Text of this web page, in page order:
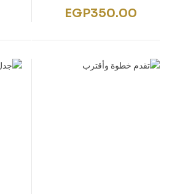
EGP350.00